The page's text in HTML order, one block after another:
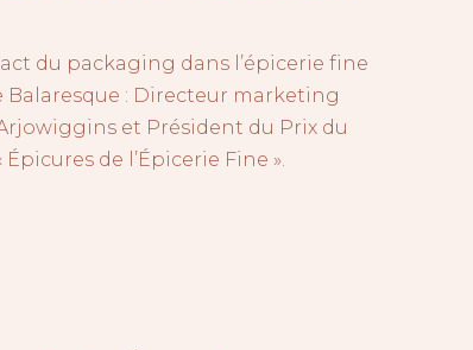
du packaging dans l’épicerie fine
Balaresque : Directeur marketing
et Président du Prix du
de l’Épicerie Fine ».